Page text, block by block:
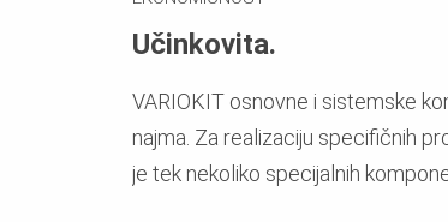
Učinkovita.
VARIOKIT osnovne i sistemske
najma. Za realizaciju specifičnih
je tek nekoliko specijalnih